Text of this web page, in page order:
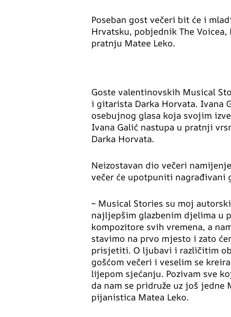
Poseban gost večeri bit će i
Hrvatsku, pobjednik The
pratnju Matee Leko.
Goste valentinovskih Musical
i gitarista Darka Horvata. Ivana
osebujnog glasa koja svojim
Ivana Galić nastupa u pratnji
Darka Horvata.
Neizostavan dio večeri
večer će upotpuniti nagrađivani
– Musical Stories su moj
najljepšim glazbenim djelima u
kompozitore svih vremena, a
stavimo na prvo mjesto i zato
prisjetiti. O ljubavi i različitim
gošćom večeri i veselim se
lijepom sjećanju. Pozivam sve
da nam se pridruže uz još jedne
pijanistica Matea Leko.